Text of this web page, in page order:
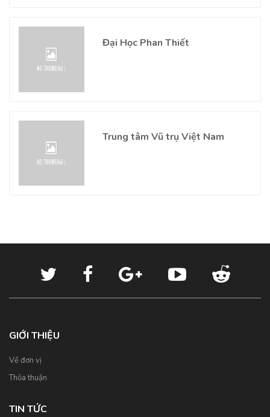
Đại Học Phan Thiết
Trung tâm Vũ trụ Việt Nam
GIỚI THIỆU
Về đơn vị
Thỏa thuận
TIN TỨC